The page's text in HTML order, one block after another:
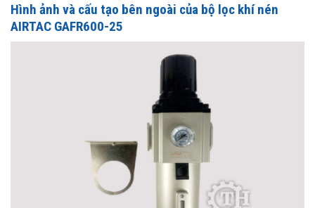
Hình ảnh và cấu tạo bên ngoài của bộ lọc khí nén
AIRTAC GAFR600-25